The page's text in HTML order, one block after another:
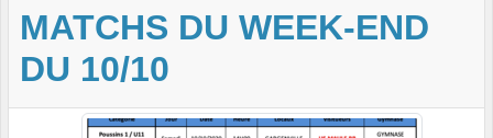
MATCHS DU WEEK-END
DU 10/10